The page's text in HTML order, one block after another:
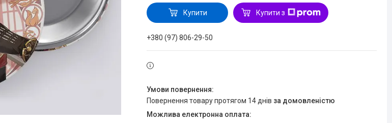
Купити Купити з
+380 (97) 806-29-50
повернення товару протягом 14 днів за домовленістю